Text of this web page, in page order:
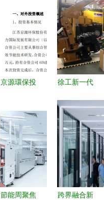
京源環保投
元設立合資
公司 加碼
電力行業高
效節能技術
研發
徐工新一代
機北京展重
磅亮相，引
領電力行業
高效節能技
術新浪潮
節能周聚焦
跨界融合新